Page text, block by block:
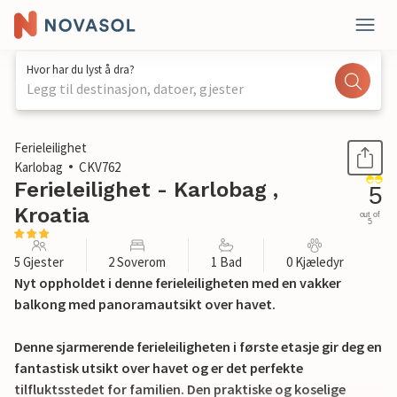
Hvor har du lyst å dra?
Legg til destinasjon, datoer, gjester
1 / 23
Ferieleilighet
Karlobag
CKV762
Ferieleilighet - Karlobag ,
Kroatia
5
out of
5
5 Gjester 2 Soverom 1 Bad 0 Kjæledyr
Nyt oppholdet i denne ferieleiligheten med en vakker
balkong med panoramautsikt over havet.
Denne sjarmerende ferieleiligheten i første etasje gir deg en
fantastisk utsikt over havet og er det perfekte
tilfluktsstedet for familien. Den praktiske og koselige